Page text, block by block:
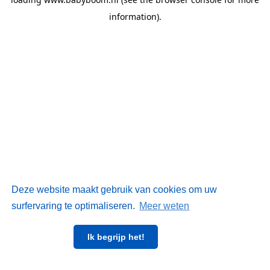
Deze website maakt gebruik van cookies om uw
surfervaring te optimaliseren. Meer weten
Ik begrijp het!
information).